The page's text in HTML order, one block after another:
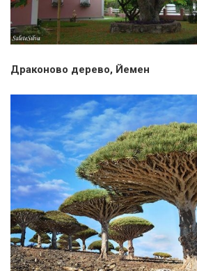
Драконово дерево, Йемен